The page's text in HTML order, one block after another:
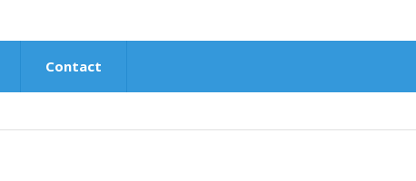
Contact